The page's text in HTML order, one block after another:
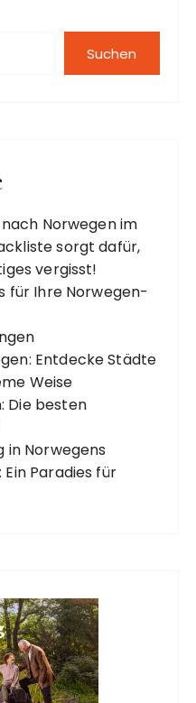
Suchen
Norwegen im
sorgt dafür,
vergisst!
für Ihre Norwegen-
Entdecke Städte
Weise
Die besten
in Norwegens
Paradies für